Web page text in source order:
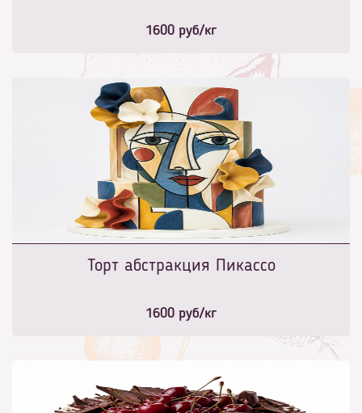
1600 руб/кг
Торт абстракция Пикассо
1600 руб/кг